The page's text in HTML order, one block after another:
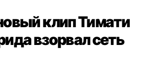
клип Тимати
взорвал сеть